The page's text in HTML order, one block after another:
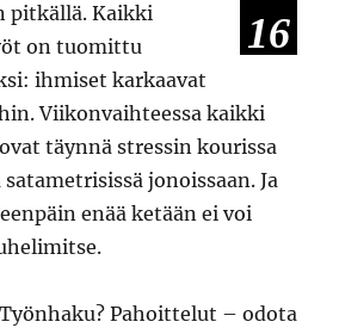
16
pitkällä. Kaikki
on tuomittu
ihmiset karkaavat
Viikonvaihteessa kaikki
täynnä stressin kourissa
jonoissaan. Ja
enää ketään ei voi
Työnhaku? Pahoittelut – odota